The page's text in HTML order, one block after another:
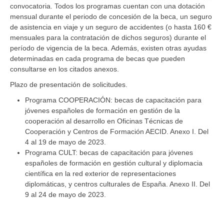
convocatoria. Todos los programas cuentan con una dotación
mensual durante el periodo de concesión de la beca, un seguro
de asistencia en viaje y un seguro de accidentes (o hasta 160 €
mensuales para la contratación de dichos seguros) durante el
período de vigencia de la beca. Además, existen otras ayudas
determinadas en cada programa de becas que pueden
consultarse en los citados anexos.
Plazo de presentación de solicitudes.
Programa COOPERACIÓN: becas de capacitación para
jóvenes españoles de formación en gestión de la
cooperación al desarrollo en Oficinas Técnicas de
Cooperación y Centros de Formación AECID. Anexo I. Del
4 al 19 de mayo de 2023.
Programa CULT: becas de capacitación para jóvenes
españoles de formación en gestión cultural y diplomacia
científica en la red exterior de representaciones
diplomáticas, y centros culturales de España. Anexo II. Del
9 al 24 de mayo de 2023.